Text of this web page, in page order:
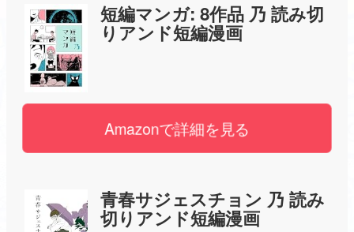
短編マンガ: 8作品 乃 読み切
りアンド短編漫画
Amazonで詳細を見る
青春サジェスチョン 乃 読み
切りアンド短編漫画